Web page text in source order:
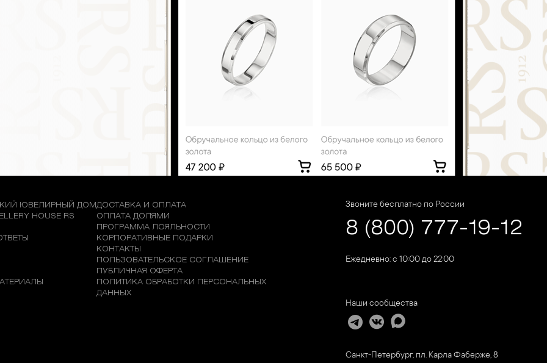
ЮВЕЛИРНЫЙ ДОМ
HOUSE RS
ДОСТАВКА И ОПЛАТА
ОПЛАТА ДОЛЯМИ
ПРОГРАММА ЛОЯЛЬНОСТИ
КОРПОРАТИВНЫЕ ПОДАРКИ
КОНТАКТЫ
ПОЛЬЗОВАТЕЛЬСКОЕ СОГЛАШЕНИЕ
ПУБЛИЧНАЯ ОФЕРТА
ПОЛИТИКА ОБРАБОТКИ ПЕРСОНАЛЬНЫХ
ДАННЫХ
Звоните бесплатно по России
8 (800) 777-19-12
Ежедневно: с 10:00 до 22:00
Наши сообщества
Санкт-Петербург, пл. Карла Фаберже, 8